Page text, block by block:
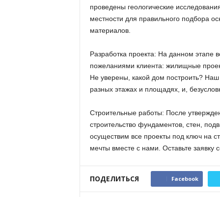
проведены геологические
местности для правильного подбора
материалов.
Разработка проекта: На данном этапе
пожеланиями клиента: жилищные
Не уверены, какой дом построить?
разных этажах и площадях, и,
Строительные работы: После
строительство фундаментов, стен,
осуществим все проекты под ключ на
мечты вместе с нами. Оставьте заявку
ПОДЕЛИТЬСЯ Facebook